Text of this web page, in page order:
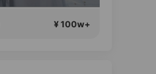
¥ 100w+